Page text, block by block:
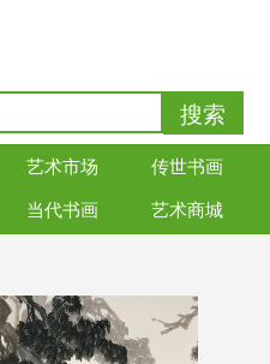
艺术市场 传世书画
当代书画 艺术商城